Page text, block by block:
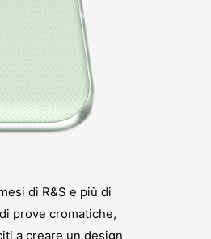
di R&S e più di
prove cromatiche,